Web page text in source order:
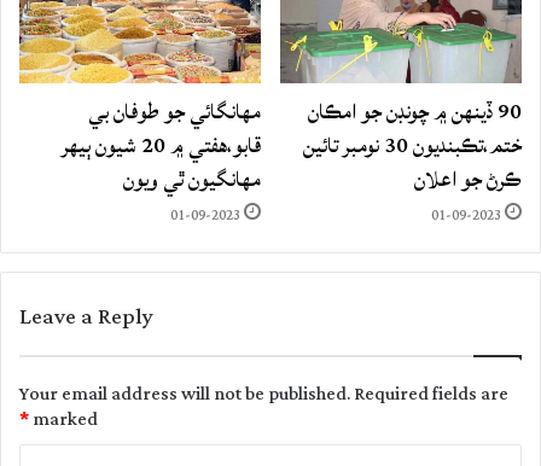
90 ڏينهن ۾ چونڊن جو امڪان
ختم،تڪبنديون 30 نومبر تائين
ڪرڻ جو اعلان
01-09-2023
مهانگائي جو طوفان بي
قابو،هفتي ۾ 20 شيون ٻيهر
مهانگيون ٿي ويون
01-09-2023
Leave a Reply
Your email address will not be published.Required fields are
marked
*